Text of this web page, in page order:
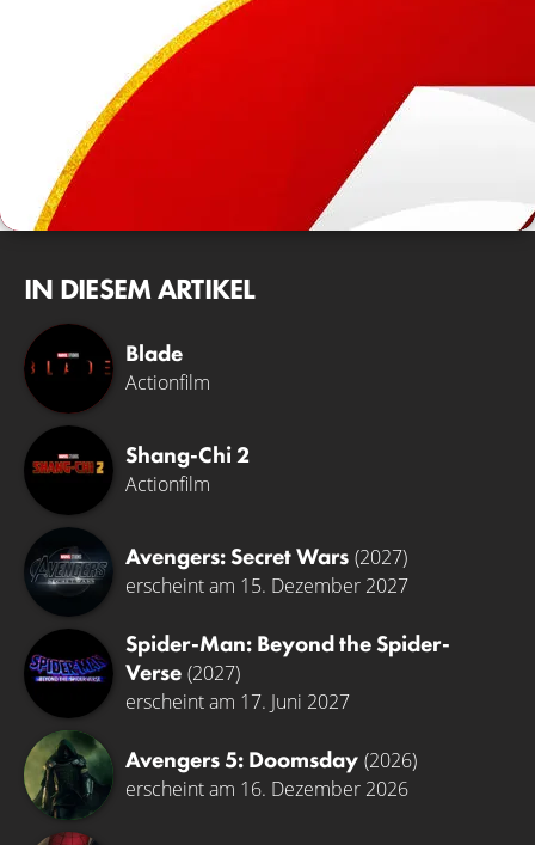
IN DIESEM ARTIKEL
Blade
Actionfilm
Shang-Chi 2
Actionfilm
Avengers: Secret Wars (2027)
erscheint am 15. Dezember 2027
Spider-Man: Beyond the Spider-
Verse (2027)
erscheint am 17. Juni 2027
Avengers 5: Doomsday (2026)
erscheint am 16. Dezember 2026